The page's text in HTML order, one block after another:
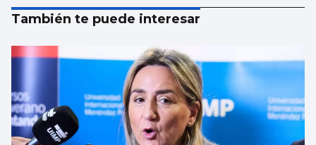
También te puede interesar